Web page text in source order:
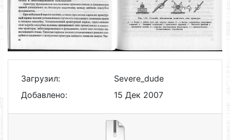
Загрузил:
Severe_dude
Добавлено:
15 Дек 2007